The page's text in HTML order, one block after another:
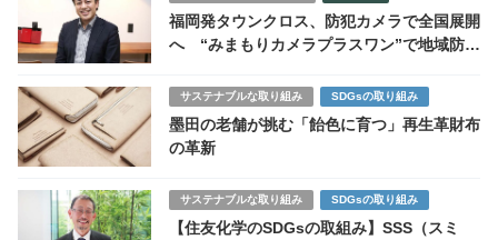
福岡発タウンクロス、防犯カメラで全国展開
へ “みまもりカメラプラスワン”で地域防犯
サステナブルな取り組み SDGsの取り組み
墨田の老舗が挑む「飴色に育つ」再生革財布
の革新
サステナブルな取り組み SDGsの取り組み
【住友化学のSDGsの取組み】SSS（スミ